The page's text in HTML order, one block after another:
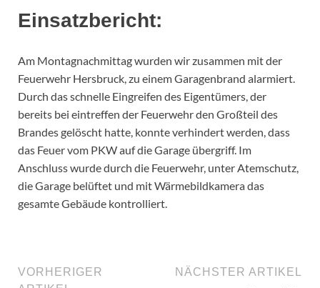
Einsatzbericht:
Am Montagnachmittag wurden wir zusammen mit der
Feuerwehr Hersbruck, zu einem Garagenbrand alarmiert.
Durch das schnelle Eingreifen des Eigentümers, der
bereits bei eintreffen der Feuerwehr den Großteil des
Brandes gelöscht hatte, konnte verhindert werden, dass
das Feuer vom PKW auf die Garage übergriff. Im
Anschluss wurde durch die Feuerwehr, unter Atemschutz,
die Garage belüftet und mit Wärmebildkamera das
gesamte Gebäude kontrolliert.
VORHERIGER
NÄCHSTER ARTIKEL